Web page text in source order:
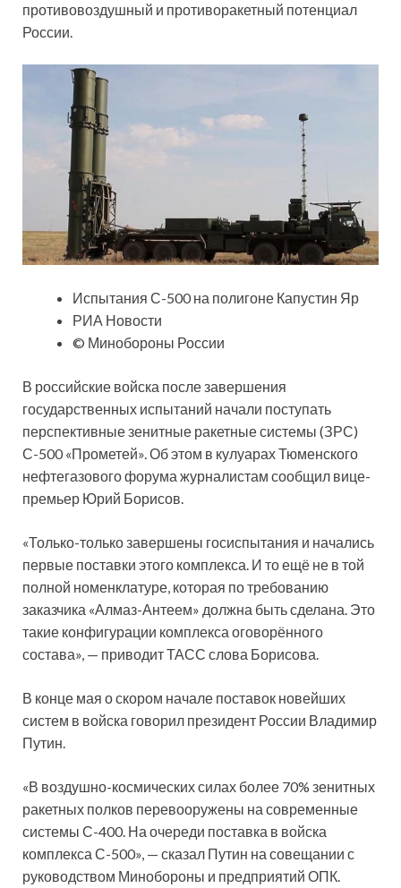
противовоздушный и противоракетный потенциал
России.
Испытания С-500 на полигоне Капустин Яр
РИА Новости
© Минобороны России
В российские войска после завершения
государственных испытаний начали поступать
перспективные зенитные ракетные системы (ЗРС)
С-500 «Прометей». Об этом в кулуарах Тюменского
нефтегазового форума журналистам сообщил вице-
премьер Юрий Борисов.
«Только-только завершены госиспытания и начались
первые поставки этого комплекса. И то ещё не в той
полной номенклатуре, которая по требованию
заказчика «Алмаз-Антеем» должна быть сделана. Это
такие конфигурации комплекса оговорённого
состава», — приводит ТАСС слова Борисова.
В конце мая о скором начале поставок новейших
систем в войска говорил президент России Владимир
Путин.
«В воздушно-космических силах более 70% зенитных
ракетных полков перевооружены на современные
системы С-400. На очереди поставка в войска
комплекса С-500», — сказал Путин на совещании с
руководством Минобороны и предприятий ОПК.